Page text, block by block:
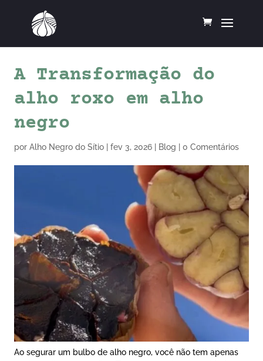
A Transformação do
alho roxo em alho
negro
por Alho Negro do Sítio fev 3, 2026 Blog 0 Comentários
Ao segurar um bulbo de alho negro, você não tem apenas